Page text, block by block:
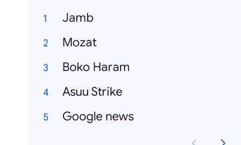
Jamb
Mozat
Boko Haram
Asuu Strike
Google news